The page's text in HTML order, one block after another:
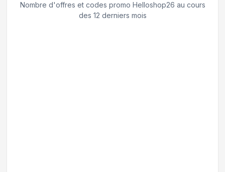
Nombre d'offres et codes promo Helloshop26 au cours
des 12 derniers mois